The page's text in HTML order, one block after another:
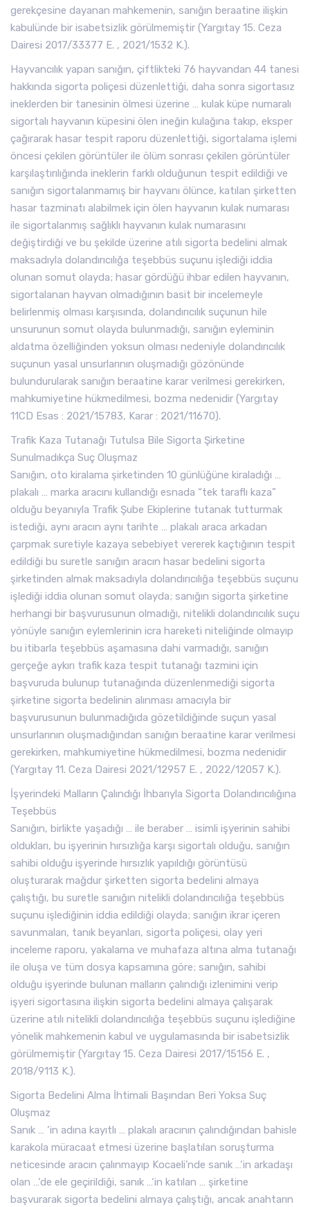
gerekçesine dayanan mahkemenin, sanığın beraatine ilişkin
kabulünde bir isabetsizlik görülmemiştir (Yargıtay 15. Ceza
Dairesi 2017/33377 E. , 2021/1532 K.).
Hayvancılık yapan sanığın, çiftlikteki 76 hayvandan 44 tanesi
hakkında sigorta poliçesi düzenlettiği, daha sonra sigortasız
ineklerden bir tanesinin ölmesi üzerine … kulak küpe numaralı
sigortalı hayvanın küpesini ölen ineğin kulağına takıp, eksper
çağırarak hasar tespit raporu düzenlettiği, sigortalama işlemi
öncesi çekilen görüntüler ile ölüm sonrası çekilen görüntüler
karşılaştırılığında ineklerin farklı olduğunun tespit edildiği ve
sanığın sigortalanmamış bir hayvanı ölünce, katılan şirketten
hasar tazminatı alabilmek için ölen hayvanın kulak numarası
ile sigortalanmış sağlıklı hayvanın kulak numarasını
değiştirdiği ve bu şekilde üzerine atılı sigorta bedelini almak
maksadıyla dolandırıcılığa teşebbüs suçunu işlediği iddia
olunan somut olayda; hasar gördüğü ihbar edilen hayvanın,
sigortalanan hayvan olmadığının basit bir incelemeyle
belirlenmiş olması karşısında, dolandırıcılık suçunun hile
unsurunun somut olayda bulunmadığı, sanığın eyleminin
aldatma özelliğinden yoksun olması nedeniyle dolandırıcılık
suçunun yasal unsurlarının oluşmadığı gözönünde
bulundurularak sanığın beraatine karar verilmesi gerekirken,
mahkumiyetine hükmedilmesi, bozma nedenidir (Yargıtay
11CD Esas : 2021/15783, Karar : 2021/11670).
Trafik Kaza Tutanağı Tutulsa Bile Sigorta Şirketine
Sunulmadıkça Suç Oluşmaz
Sanığın, oto kiralama şirketinden 10 günlüğüne kiraladığı …
plakalı … marka aracını kullandığı esnada “tek taraflı kaza”
olduğu beyanıyla Trafik Şube Ekiplerine tutanak tutturmak
istediği, aynı aracın aynı tarihte … plakalı araca arkadan
çarpmak suretiyle kazaya sebebiyet vererek kaçtığının tespit
edildiği bu suretle sanığın aracın hasar bedelini sigorta
şirketinden almak maksadıyla dolandırıcılığa teşebbüs suçunu
işlediği iddia olunan somut olayda; sanığın sigorta şirketine
herhangi bir başvurusunun olmadığı, nitelikli dolandırıcılık suçu
yönüyle sanığın eylemlerinin icra hareketi niteliğinde olmayıp
bu itibarla teşebbüs aşamasına dahi varmadığı, sanığın
gerçeğe aykırı trafik kaza tespit tutanağı tazmini için
başvuruda bulunup tutanağında düzenlenmediği sigorta
şirketine sigorta bedelinin alınması amacıyla bir
başvurusunun bulunmadığıda gözetildiğinde suçun yasal
unsurlarının oluşmadığından sanığın beraatine karar verilmesi
gerekirken, mahkumiyetine hükmedilmesi, bozma nedenidir
(Yargıtay 11. Ceza Dairesi 2021/12957 E. , 2022/12057 K.).
İşyerindeki Malların Çalındığı İhbarıyla Sigorta Dolandırıcılığına
Teşebbüs
Sanığın, birlikte yaşadığı … ile beraber … isimli işyerinin sahibi
oldukları, bu işyerinin hırsızlığa karşı sigortalı olduğu, sanığın
sahibi olduğu işyerinde hırsızlık yapıldığı görüntüsü
oluşturarak mağdur şirketten sigorta bedelini almaya
çalıştığı, bu suretle sanığın nitelikli dolandırıcılığa teşebbüs
suçunu işlediğinin iddia edildiği olayda; sanığın ikrar içeren
savunmaları, tanık beyanları, sigorta poliçesi, olay yeri
inceleme raporu, yakalama ve muhafaza altına alma tutanağı
ile oluşa ve tüm dosya kapsamına göre; sanığın, sahibi
olduğu işyerinde bulunan malların çalındığı izlenimini verip
işyeri sigortasına ilişkin sigorta bedelini almaya çalışarak
üzerine atılı nitelikli dolandırıcılığa teşebbüs suçunu işlediğine
yönelik mahkemenin kabul ve uygulamasında bir isabetsizlik
görülmemiştir (Yargıtay 15. Ceza Dairesi 2017/15156 E. ,
2018/9113 K.).
Sigorta Bedelini Alma İhtimali Başından Beri Yoksa Suç
Oluşmaz
Sanık … ‘in adına kayıtlı … plakalı aracının çalındığından bahisle
karakola müracaat etmesi üzerine başlatılan soruşturma
neticesinde aracın çalınmayıp Kocaeli’nde sanık …‘in arkadaşı
olan …‘de ele geçirildiği, sanık …‘in katılan … şirketine
başvurarak sigorta bedelini almaya çalıştığı, ancak anahtarın